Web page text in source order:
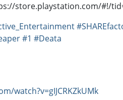
store.playstation.com/#!/
#1 #Deata
watch?v=gIJCRKZkUMk